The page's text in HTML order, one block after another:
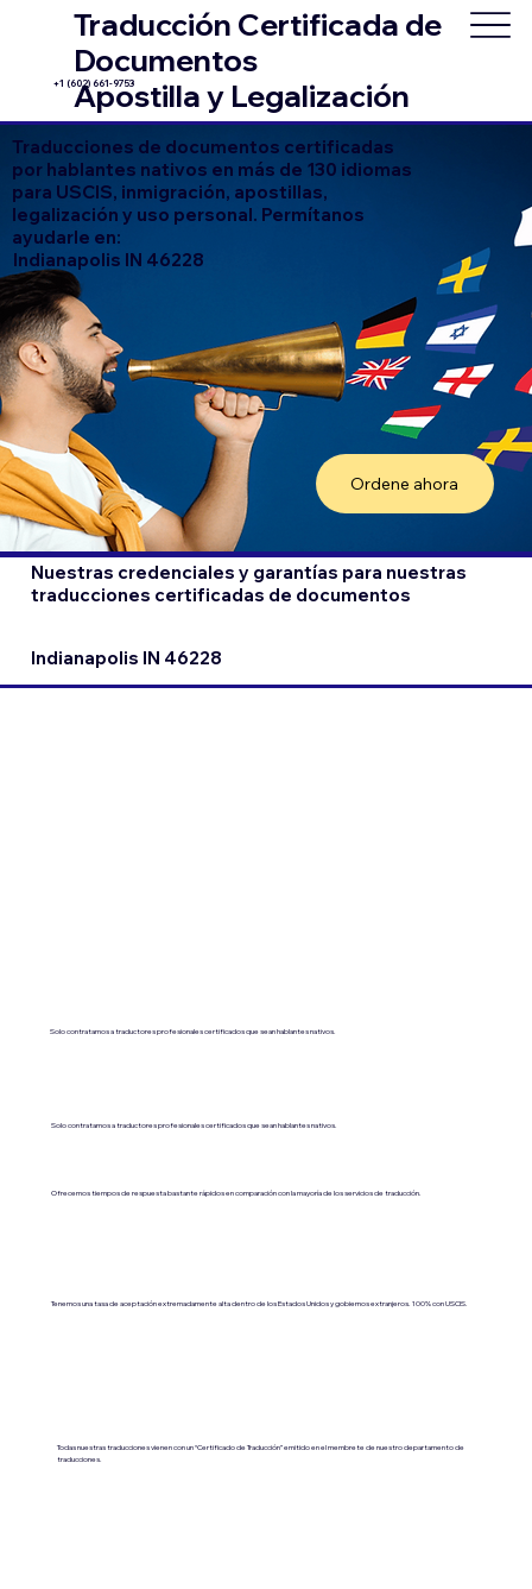
Traducción Certificada de
Documentos
Apostilla y Legalización
+1 (602) 661-9753
Traducciones de documentos certificadas
por hablantes nativos en más de 130 idiomas
para USCIS, inmigración, apostillas,
legalización y uso personal. Permítanos
ayudarle en:
Indianapolis IN 46228
Ordene ahora
Nuestras credenciales y garantías para nuestras
traducciones certificadas de documentos
Indianapolis IN 46228
Solo contratamos a traductores profesionales certificados que sean hablantes nativos.
Solo contratamos a traductores profesionales certificados que sean hablantes nativos.
Ofrecemos tiempos de respuesta bastante rápidos en comparación con la mayoría de los servicios de traducción.
Tenemos una tasa de aceptación extremadamente alta dentro de los Estados Unidos y gobiernos extranjeros. 100% con USCIS.
Todas nuestras traducciones vienen con un “Certificado de Traducción” emitido en el membrete de nuestro departamento de
traducciones.